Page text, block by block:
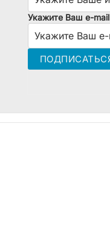
Укажите Ваш e-mail